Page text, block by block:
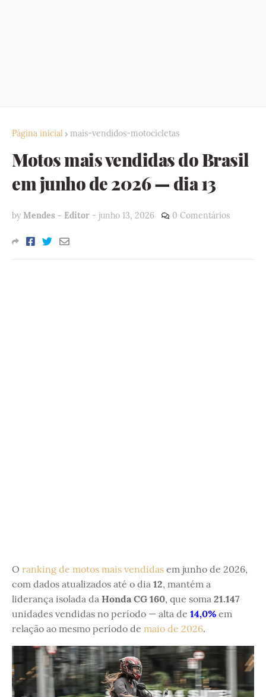
Página inicial mais-vendidos-motocicletas
Motos mais vendidas do Brasil
em junho de 2026 — dia 13
by Mendes - Editor - junho 13, 2026 0 Comentários
O ranking de motos mais vendidas em junho de 2026,
com dados atualizados até o dia 12, mantém a
liderança isolada da Honda CG 160, que soma 21.147
unidades vendidas no período — alta de 14,0% em
relação ao mesmo período de maio de 2026.